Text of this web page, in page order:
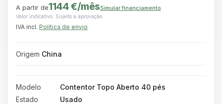
A partir de1144 €/mêsSimular financiamento
Valor indicativo. Sujeito a aprovação.
IVA incl. Política de envio
Origem China
Modelo
Contentor Topo Aberto 40 pés
Estado
Usado